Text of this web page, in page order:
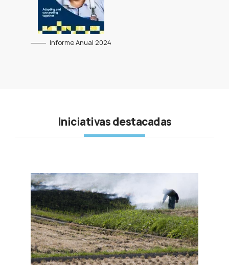
Informe Anual 2024
Iniciativas destacadas